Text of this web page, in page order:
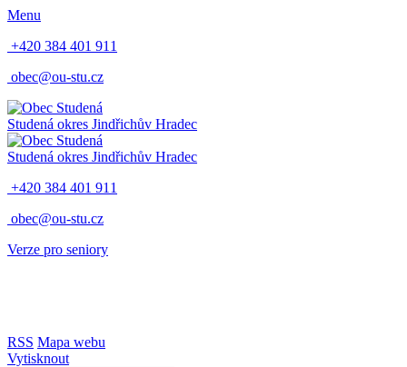
Menu
+420 384 401 911
obec@ou-stu.cz
Studená okres Jindřichův Hradec
Studená okres Jindřichův Hradec
+420 384 401 911
obec@ou-stu.cz
Verze pro seniory
RSS Mapa webu
Vytisknout